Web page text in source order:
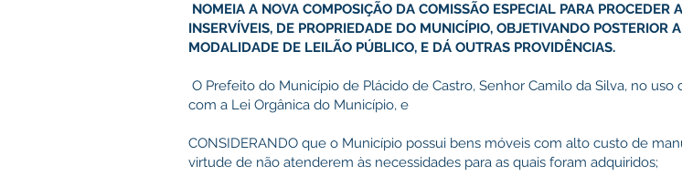
NOMEIA A NOVA COMPOSIÇÃO DA COMISSÃO ESPECIAL PARA PROCEDER
INSERVÍVEIS, DE PROPRIEDADE DO MUNICÍPIO, OBJETIVANDO POSTERIOR
MODALIDADE DE LEILÃO PÚBLICO, E DÁ OUTRAS PROVIDÊNCIAS.
O Prefeito do Município de Plácido de Castro, Senhor Camilo da Silva, no
com a Lei Orgânica do Município, e
CONSIDERANDO que o Município possui bens móveis com alto custo de
virtude de não atenderem às necessidades para as quais foram adquiridos;